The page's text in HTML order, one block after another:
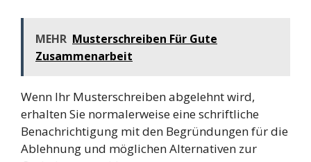
MEHR Musterschreiben Für Gute
Zusammenarbeit
Wenn Ihr Musterschreiben abgelehnt wird,
erhalten Sie normalerweise eine schriftliche
Benachrichtigung mit den Begründungen für die
Ablehnung und möglichen Alternativen zur